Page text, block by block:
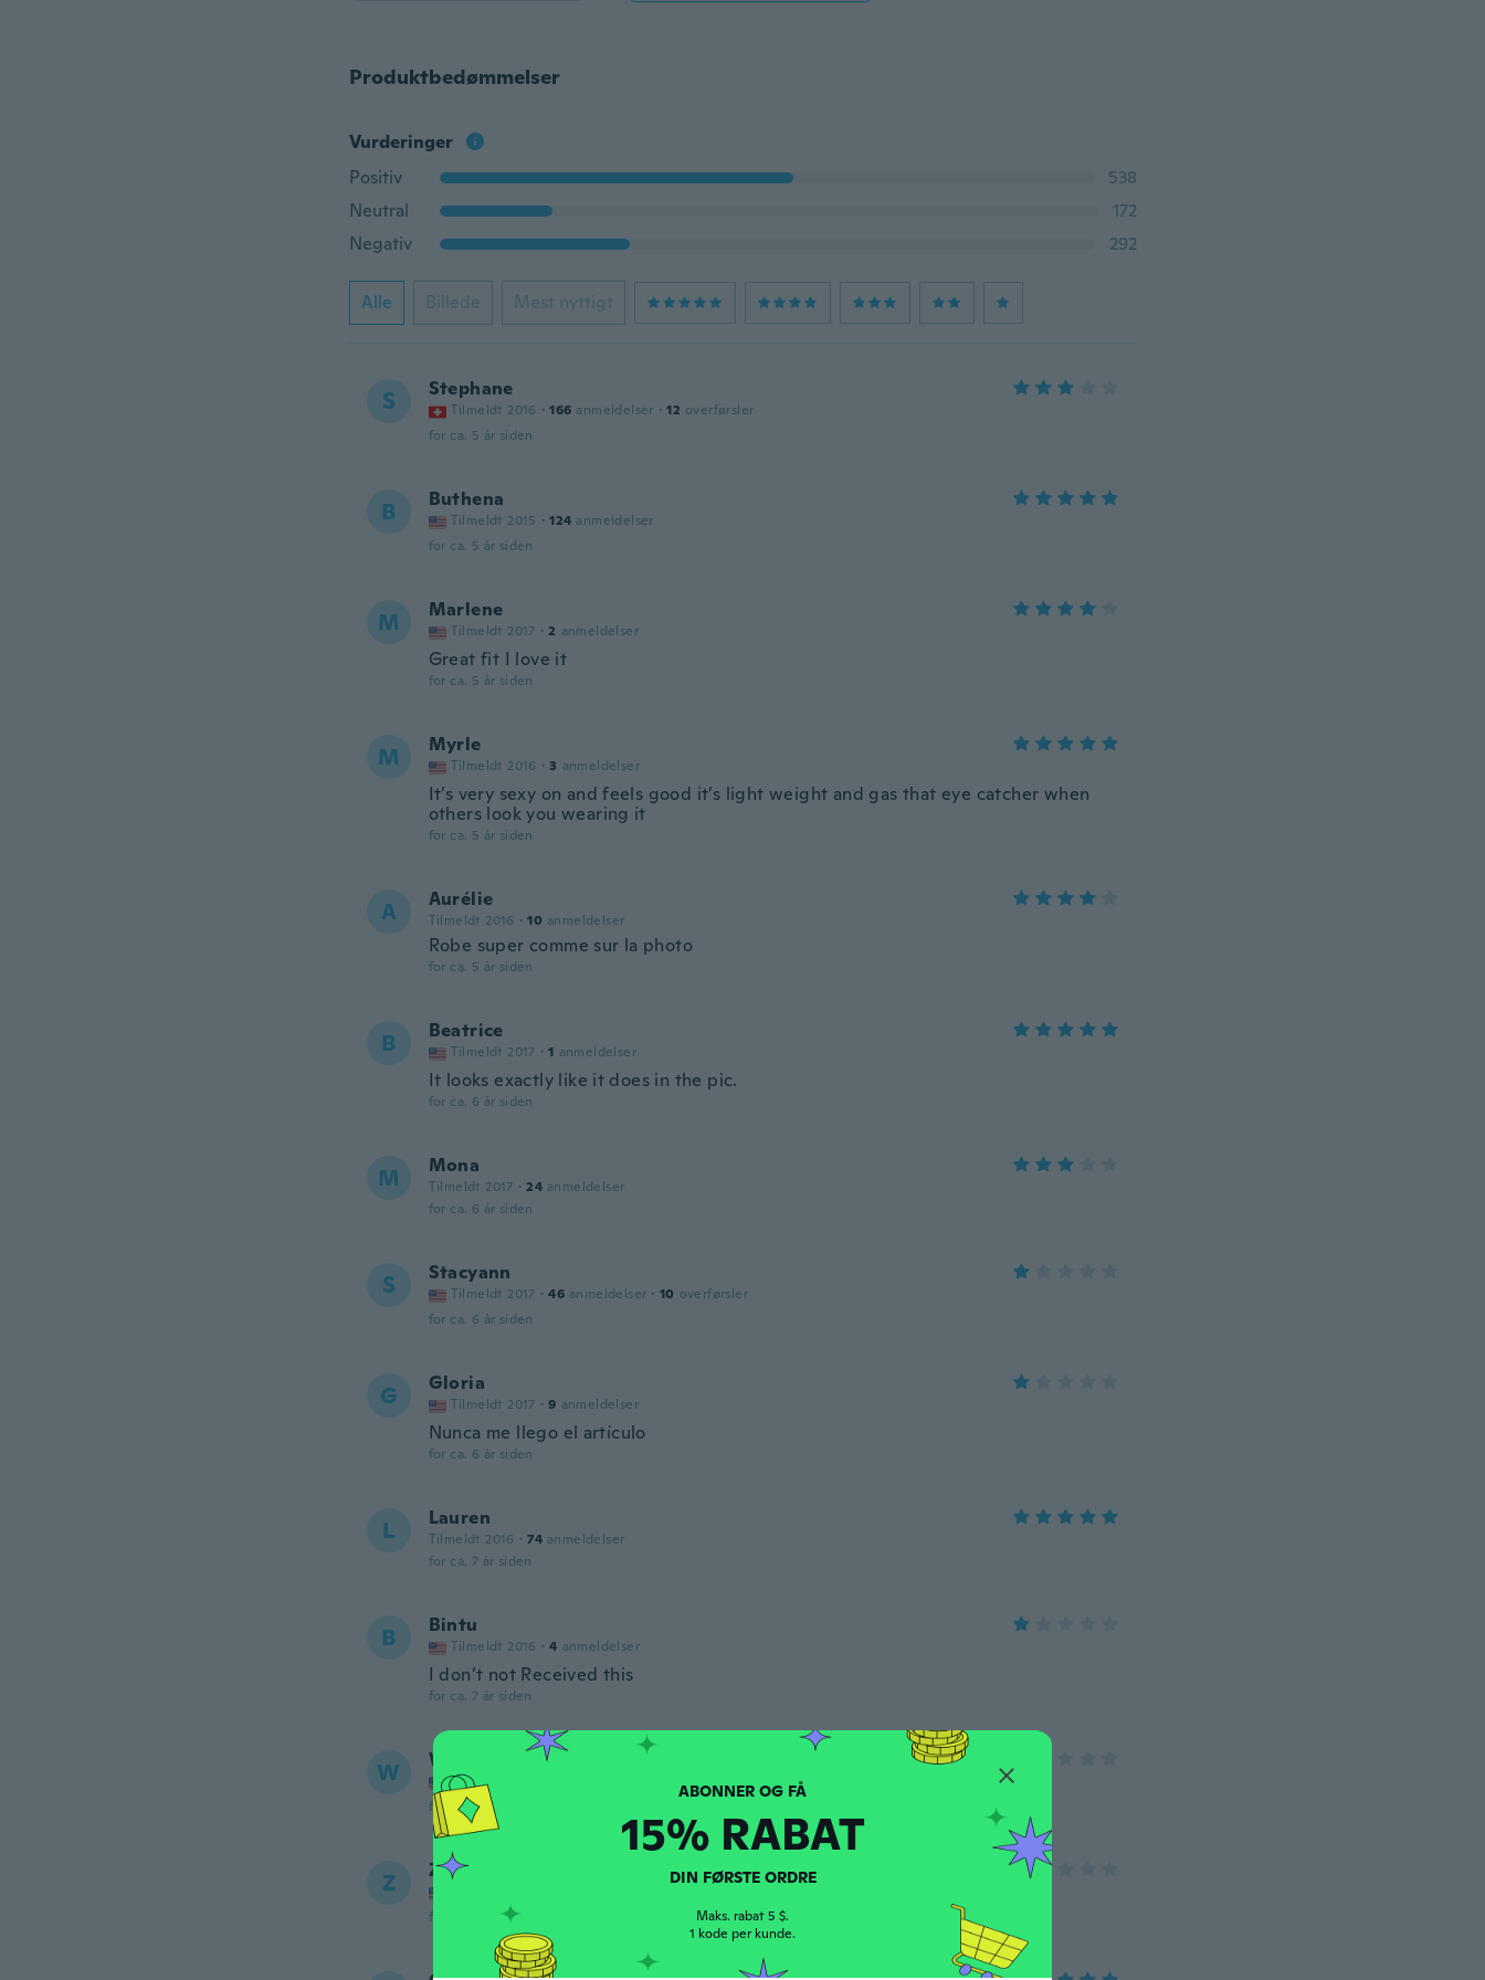
Produktbedømmelser
Vurderinger
Positiv
538
Neutral
172
Negativ
292
Alle Billede Mest nyttigt
S Stephane
Tilmeldt 2016 · 166 anmeldelser · 12 overførsler
for ca. 5 år siden
B Buthena
Tilmeldt 2015 · 124 anmeldelser
for ca. 5 år siden
M Marlene
Tilmeldt 2017 · 2 anmeldelser
Great fit I love it
for ca. 5 år siden
M Myrle
Tilmeldt 2016 · 3 anmeldelser
It’s very sexy on and feels good it’s light weight and gas that eye catcher when
others look you wearing it
for ca. 5 år siden
A Aurélie
Tilmeldt 2016 · 10 anmeldelser
Robe super comme sur la photo
for ca. 5 år siden
B Beatrice
Tilmeldt 2017 · 1 anmeldelser
It looks exactly like it does in the pic.
for ca. 6 år siden
M Mona
Tilmeldt 2017 · 24 anmeldelser
for ca. 6 år siden
S Stacyann
Tilmeldt 2017 · 46 anmeldelser · 10 overførsler
for ca. 6 år siden
G Gloria
Tilmeldt 2017 · 9 anmeldelser
Nunca me llego el artículo
for ca. 6 år siden
L Lauren
Tilmeldt 2016 · 74 anmeldelser
for ca. 7 år siden
B Bintu
Tilmeldt 2016 · 4 anmeldelser
I don’t not Received this
for ca. 7 år siden
W Willie
Tilmeldt 2017
for ca. 7 år siden
Z Zulma
for ca. 7 år siden
15% RABAT
DIN FØRSTE ORDRE
Maks. rabat 5 $.
1 kode per kunde.